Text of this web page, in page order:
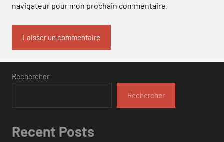
navigateur pour mon prochain commentaire.
Rechercher
Rechercher
Recent Posts